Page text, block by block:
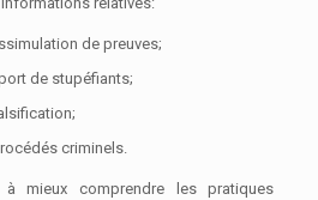
de preuves;
de stupéfiants;
criminels.
mieux comprendre les pratiques